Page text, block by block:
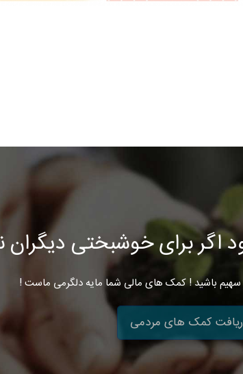
برای خوشبختی دیگران
سهیم باشید ! کمک های مالی شما مایه دلگرمی ماست !
کمک های مردمی